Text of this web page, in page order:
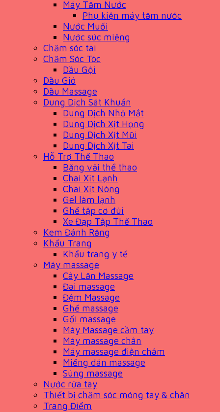
Máy Tăm Nước
Phụ kiện máy tăm nước
Nước Muối
Nước súc miệng
Chăm sóc tai
Chăm Sóc Tóc
Dầu Gội
Dầu Gió
Dầu Massage
Dung Dịch Sát Khuẩn
Dung Dịch Nhỏ Mắt
Dung Dịch Xịt Họng
Dung Dịch Xịt Mũi
Dung Dịch Xịt Tai
Hỗ Trợ Thể Thao
Băng vải thể thao
Chai Xịt Lạnh
Chai Xịt Nóng
Gel làm lạnh
Ghế tập cơ đùi
Xe Đạp Tập Thể Thao
Kem Đánh Răng
Khẩu Trang
Khẩu trang y tế
Máy massage
Cây Lăn Massage
Đai massage
Đệm Massage
Ghế massage
Gối massage
Máy Massage cầm tay
Máy massage chân
Máy massage điện châm
Miếng dán massage
Súng massage
Nước rửa tay
Thiết bị chăm sóc móng tay & chân
Trang Điểm